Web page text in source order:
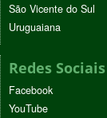
São Vicente do Sul
Uruguaiana
Redes Sociais
Facebook
YouTube